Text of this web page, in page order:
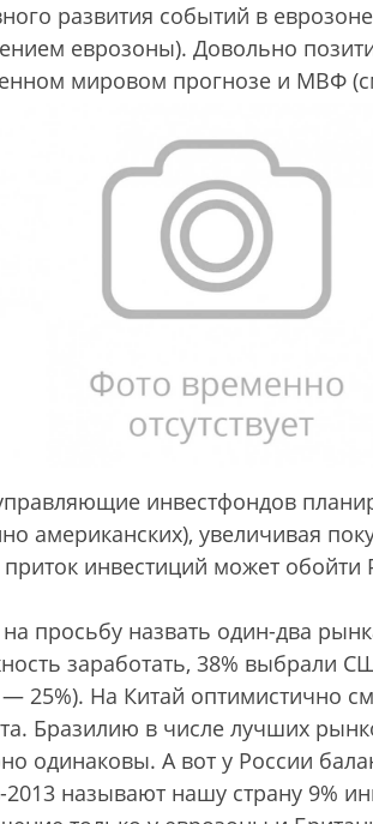
развития событий в
еврозоны). Довольно
мировом прогнозе и МВФ
инвестфондов
американских), увеличивая
инвестиций может обойти
на просьбу назвать один-два
заработать, 38% выбрали
25%). На Китай оптимистично
Бразилию в числе лучших
одинаковы. А вот у России
называют нашу страну 9%